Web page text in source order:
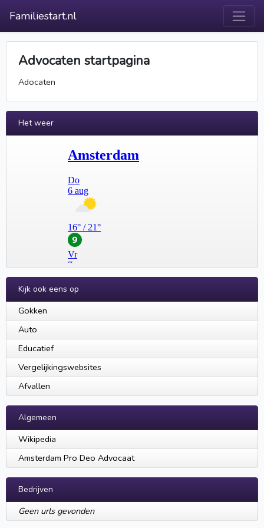
Familiestart.nl
Advocaten startpagina
Adocaten
Het weer
Kijk ook eens op
Gokken
Auto
Educatief
Vergelijkingswebsites
Afvallen
Algemeen
Wikipedia
Amsterdam Pro Deo Advocaat
Bedrijven
Geen urls gevonden